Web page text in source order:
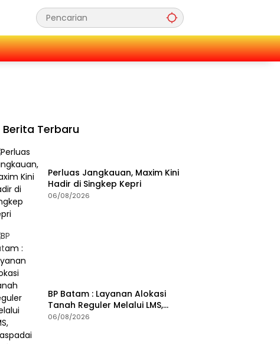
Berita Terbaru
Perluas Jangkauan, Maxim Kini
Hadir di Singkep Kepri
06/08/2026
BP Batam : Layanan Alokasi
Tanah Reguler Melalui LMS,
Waspadai Penipuan Atasnama
06/08/2026